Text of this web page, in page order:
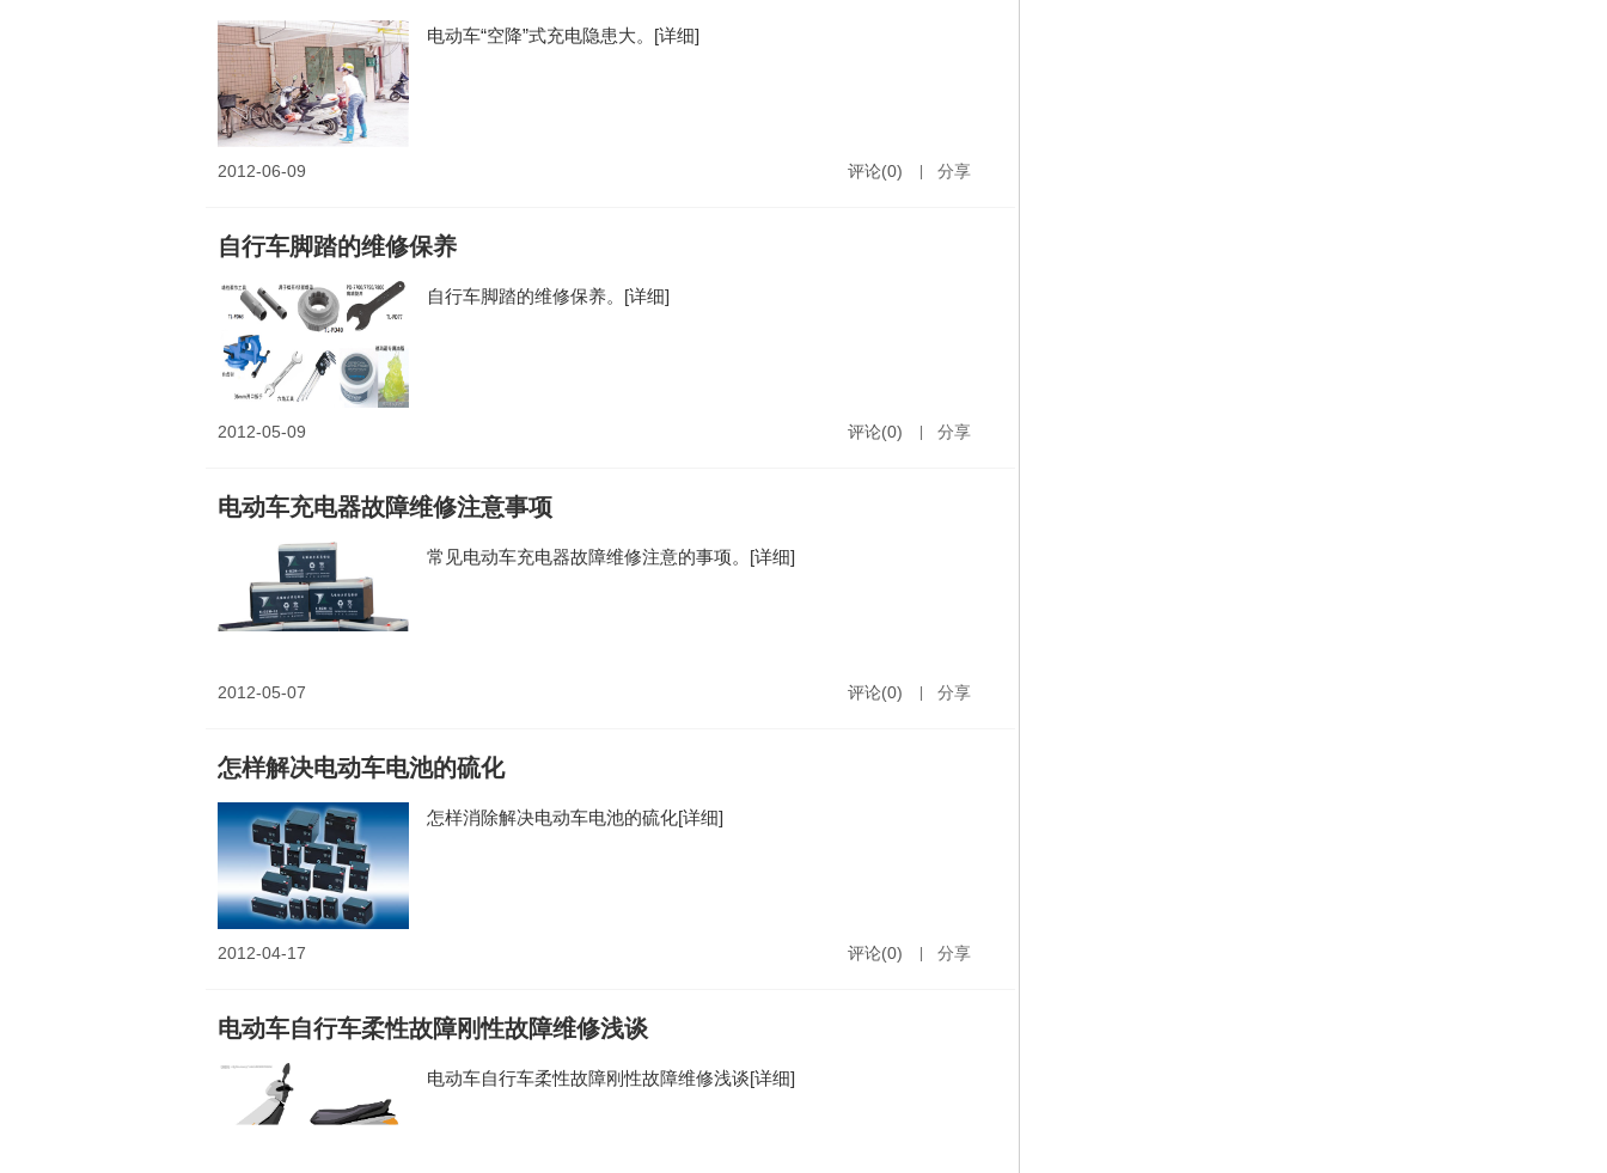
电动车“空降”式充电隐患大。 [详细]
2012-06-09 评论(0) 分享
自行车脚踏的维修保养
自行车脚踏的维修保养。 [详细]
2012-05-09 评论(0) 分享
电动车充电器故障维修注意事项
常见电动车充电器故障维修注意的事项。 [详细]
2012-05-07 评论(0) 分享
怎样解决电动车电池的硫化
怎样消除解决电动车电池的硫化[详细]
2012-04-17 评论(0) 分享
电动车自行车柔性故障刚性故障维修浅谈
电动车自行车柔性故障刚性故障维修浅谈[详细]